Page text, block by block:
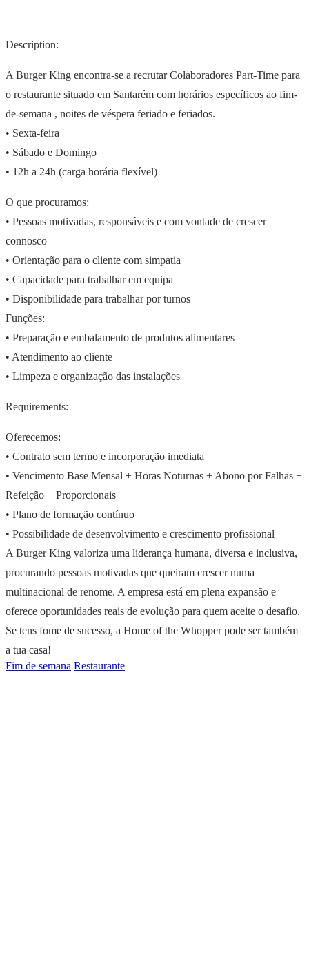
Description:
A Burger King encontra-se a recrutar Colaboradores Part-Time para
o restaurante situado em Santarém com horários específicos ao fim-
de-semana , noites de véspera feriado e feriados.
• Sexta-feira
• Sábado e Domingo
• 12h a 24h (carga horária flexível)
O que procuramos:
• Pessoas motivadas, responsáveis e com vontade de crescer
connosco
• Orientação para o cliente com simpatia
• Capacidade para trabalhar em equipa
• Disponibilidade para trabalhar por turnos
Funções:
• Preparação e embalamento de produtos alimentares
• Atendimento ao cliente
• Limpeza e organização das instalações
Requirements:
Oferecemos:
• Contrato sem termo e incorporação imediata
• Vencimento Base Mensal + Horas Noturnas + Abono por Falhas +
Refeição + Proporcionais
• Plano de formação contínuo
• Possibilidade de desenvolvimento e crescimento profissional
A Burger King valoriza uma liderança humana, diversa e inclusiva,
procurando pessoas motivadas que queiram crescer numa
multinacional de renome. A empresa está em plena expansão e
oferece oportunidades reais de evolução para quem aceite o desafio.
Se tens fome de sucesso, a Home of the Whopper pode ser também
a tua casa!
Fim de semana Restaurante